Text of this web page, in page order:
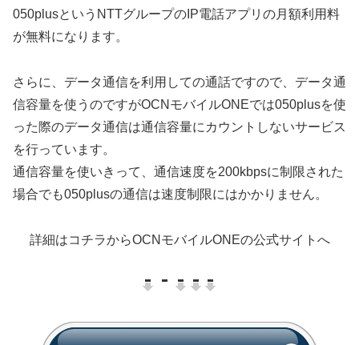
050plusというNTTグループのIP電話アプリの月額利用料
が無料になります。
さらに、データ通信を利用しての通話ですので、データ通
信容量を使うのですがOCNモバイルONEでは050plusを使
った際のデータ通信は通信容量にカウントしないサービス
を行っています。
通信容量を使いきって、通信速度を200kbpsに制限された
場合でも050plusの通信は速度制限にはかかりません。
詳細はコチラからOCNモバイルONEの公式サイトへ